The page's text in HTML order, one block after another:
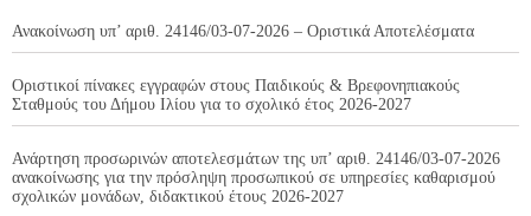
Ανακοίνωση υπ’ αριθ. 24146/03-07-2026 – Οριστικά Αποτελέσματα
Οριστικοί πίνακες εγγραφών στους Παιδικούς & Βρεφονηπιακούς
Σταθμούς του Δήμου Ιλίου για το σχολικό έτος 2026-2027
Ανάρτηση προσωρινών αποτελεσμάτων της υπ’ αριθ. 24146/03-07-2026
ανακοίνωσης για την πρόσληψη προσωπικού σε υπηρεσίες καθαρισμού
σχολικών μονάδων, διδακτικού έτους 2026-2027